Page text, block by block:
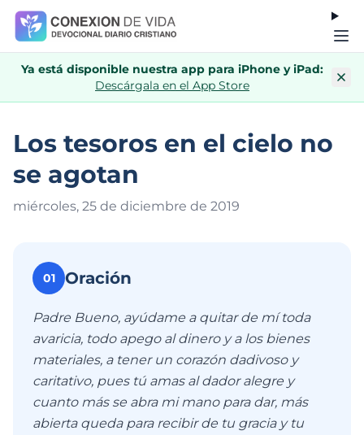
Ya está disponible nuestra app para iPhone y iPad:
Descárgala en el App Store
Los tesoros en el cielo no
se agotan
miércoles, 25 de diciembre de 2019
01 Oración
Padre Bueno, ayúdame a quitar de mí toda
avaricia, todo apego al dinero y a los bienes
materiales, a tener un corazón dadivoso y
caritativo, pues tú amas al dador alegre y
cuanto más se abra mi mano para dar, más
abierta queda para recibir de tu gracia y tu